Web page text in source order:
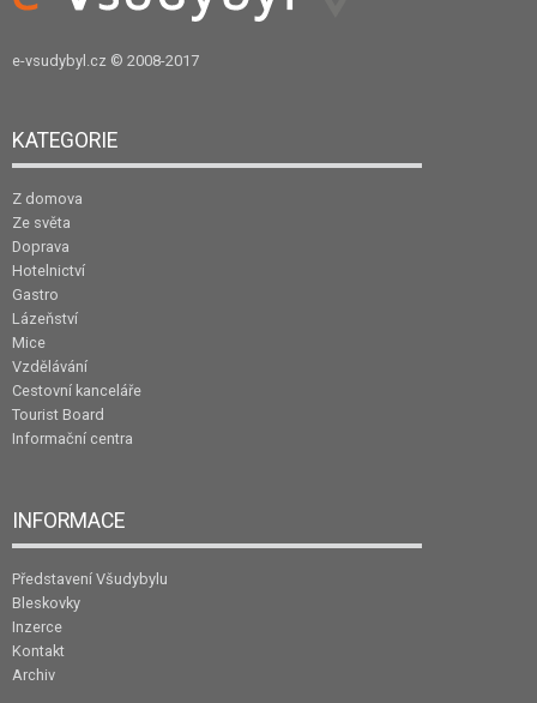
e-vsudybyl.cz © 2008-2017
KATEGORIE
Z domova
Ze světa
Doprava
Hotelnictví
Gastro
Lázeňství
Mice
Vzdělávání
Cestovní kanceláře
Tourist Board
Informační centra
INFORMACE
Představení Všudybylu
Bleskovky
Inzerce
Kontakt
Archiv